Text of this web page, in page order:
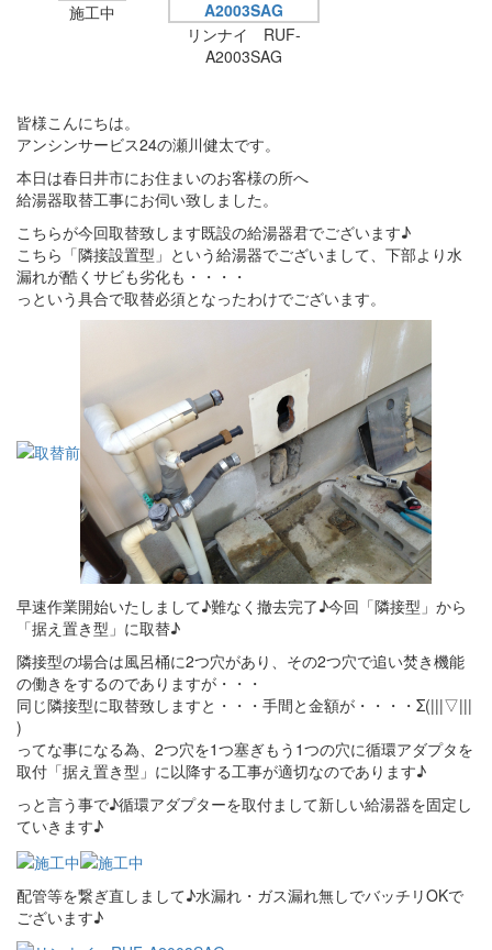
施工中
リンナイ RUF-
A2003SAG
皆様こんにちは。
アンシンサービス24の瀬川健太です。
本日は春日井市にお住まいのお客様の所へ
給湯器取替工事にお伺い致しました。
こちらが今回取替致します既設の給湯器君でございます♪
こちら「隣接設置型」という給湯器でございまして、下部より水
漏れが酷くサビも劣化も・・・・
っという具合で取替必須となったわけでございます。
早速作業開始いたしまして♪難なく撤去完了♪今回「隣接型」から
「据え置き型」に取替♪
隣接型の場合は風呂桶に2つ穴があり、その2つ穴で追い焚き機能
の働きをするのでありますが・・・
同じ隣接型に取替致しますと・・・手間と金額が・・・・Σ(|||▽|||
)
ってな事になる為、2つ穴を1つ塞ぎもう1つの穴に循環アダプタを
取付「据え置き型」に以降する工事が適切なのであります♪
っと言う事で♪循環アダプターを取付まして新しい給湯器を固定し
ていきます♪
配管等を繋ぎ直しまして♪水漏れ・ガス漏れ無しでバッチリOKで
ございます♪